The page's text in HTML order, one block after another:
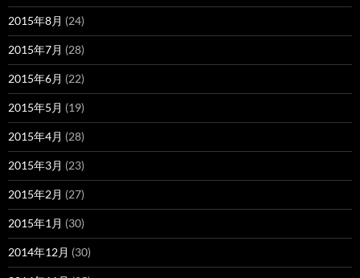
2015年8月 (24)
2015年7月 (28)
2015年6月 (22)
2015年5月 (19)
2015年4月 (28)
2015年3月 (23)
2015年2月 (27)
2015年1月 (30)
2014年12月 (30)